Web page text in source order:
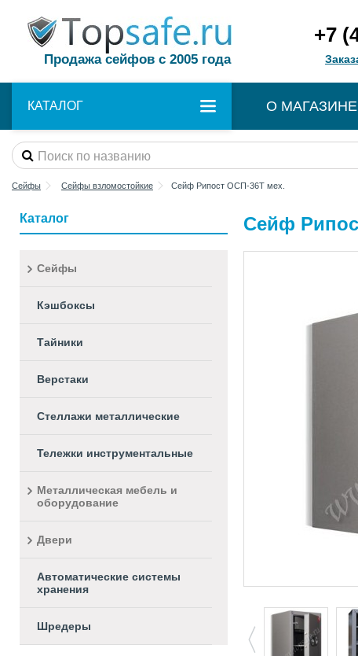
Продажа сейфов с 2005 года
+7
КАТАЛОГ О МАГАЗИНЕ
Сейфы Сейфы взломостойкие Сейф Рипост ОСП-36Т мех.
Каталог
Сейфы
Кэшбоксы
Тайники
Верстаки
Стеллажи металлические
Тележки инструментальные
Металлическая мебель и
оборудование
Двери
Автоматические системы
хранения
Шредеры
Сейф